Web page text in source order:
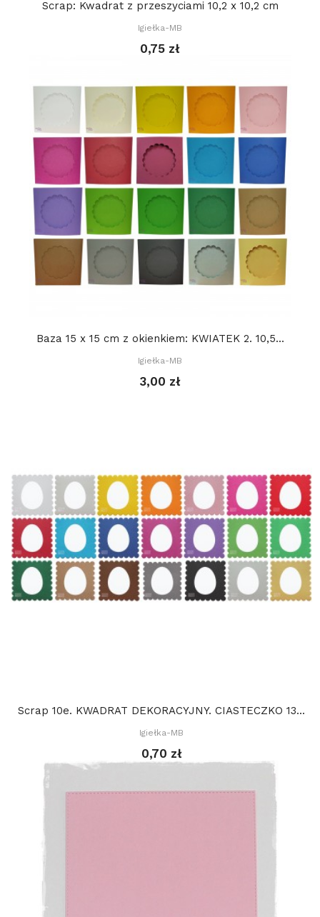
Scrap: Kwadrat z przeszyciami 10,2 x 10,2 cm
Igiełka-MB
0,75 zł
Baza 15 x 15 cm z okienkiem: KWIATEK 2. 10,5...
Igiełka-MB
3,00 zł
Scrap 10e. KWADRAT DEKORACYJNY. CIASTECZKO 13...
Igiełka-MB
0,70 zł